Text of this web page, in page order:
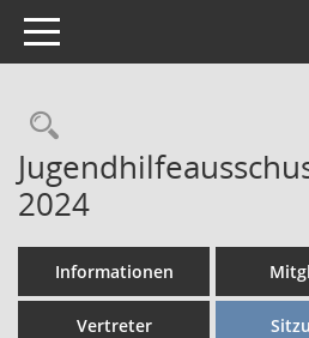
Toggle navigation
Rechercheauswahl
2024
Informationen
Vertreter